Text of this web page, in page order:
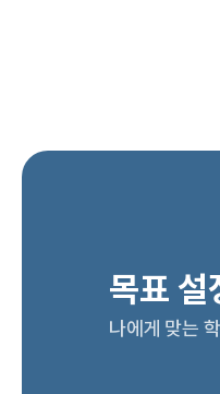
목표 설
나에게 맞는